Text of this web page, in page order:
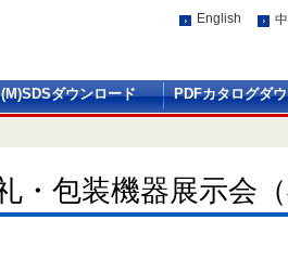
English
(M)SDSダウンロード PDFカタログダ
・包装機器展示会（